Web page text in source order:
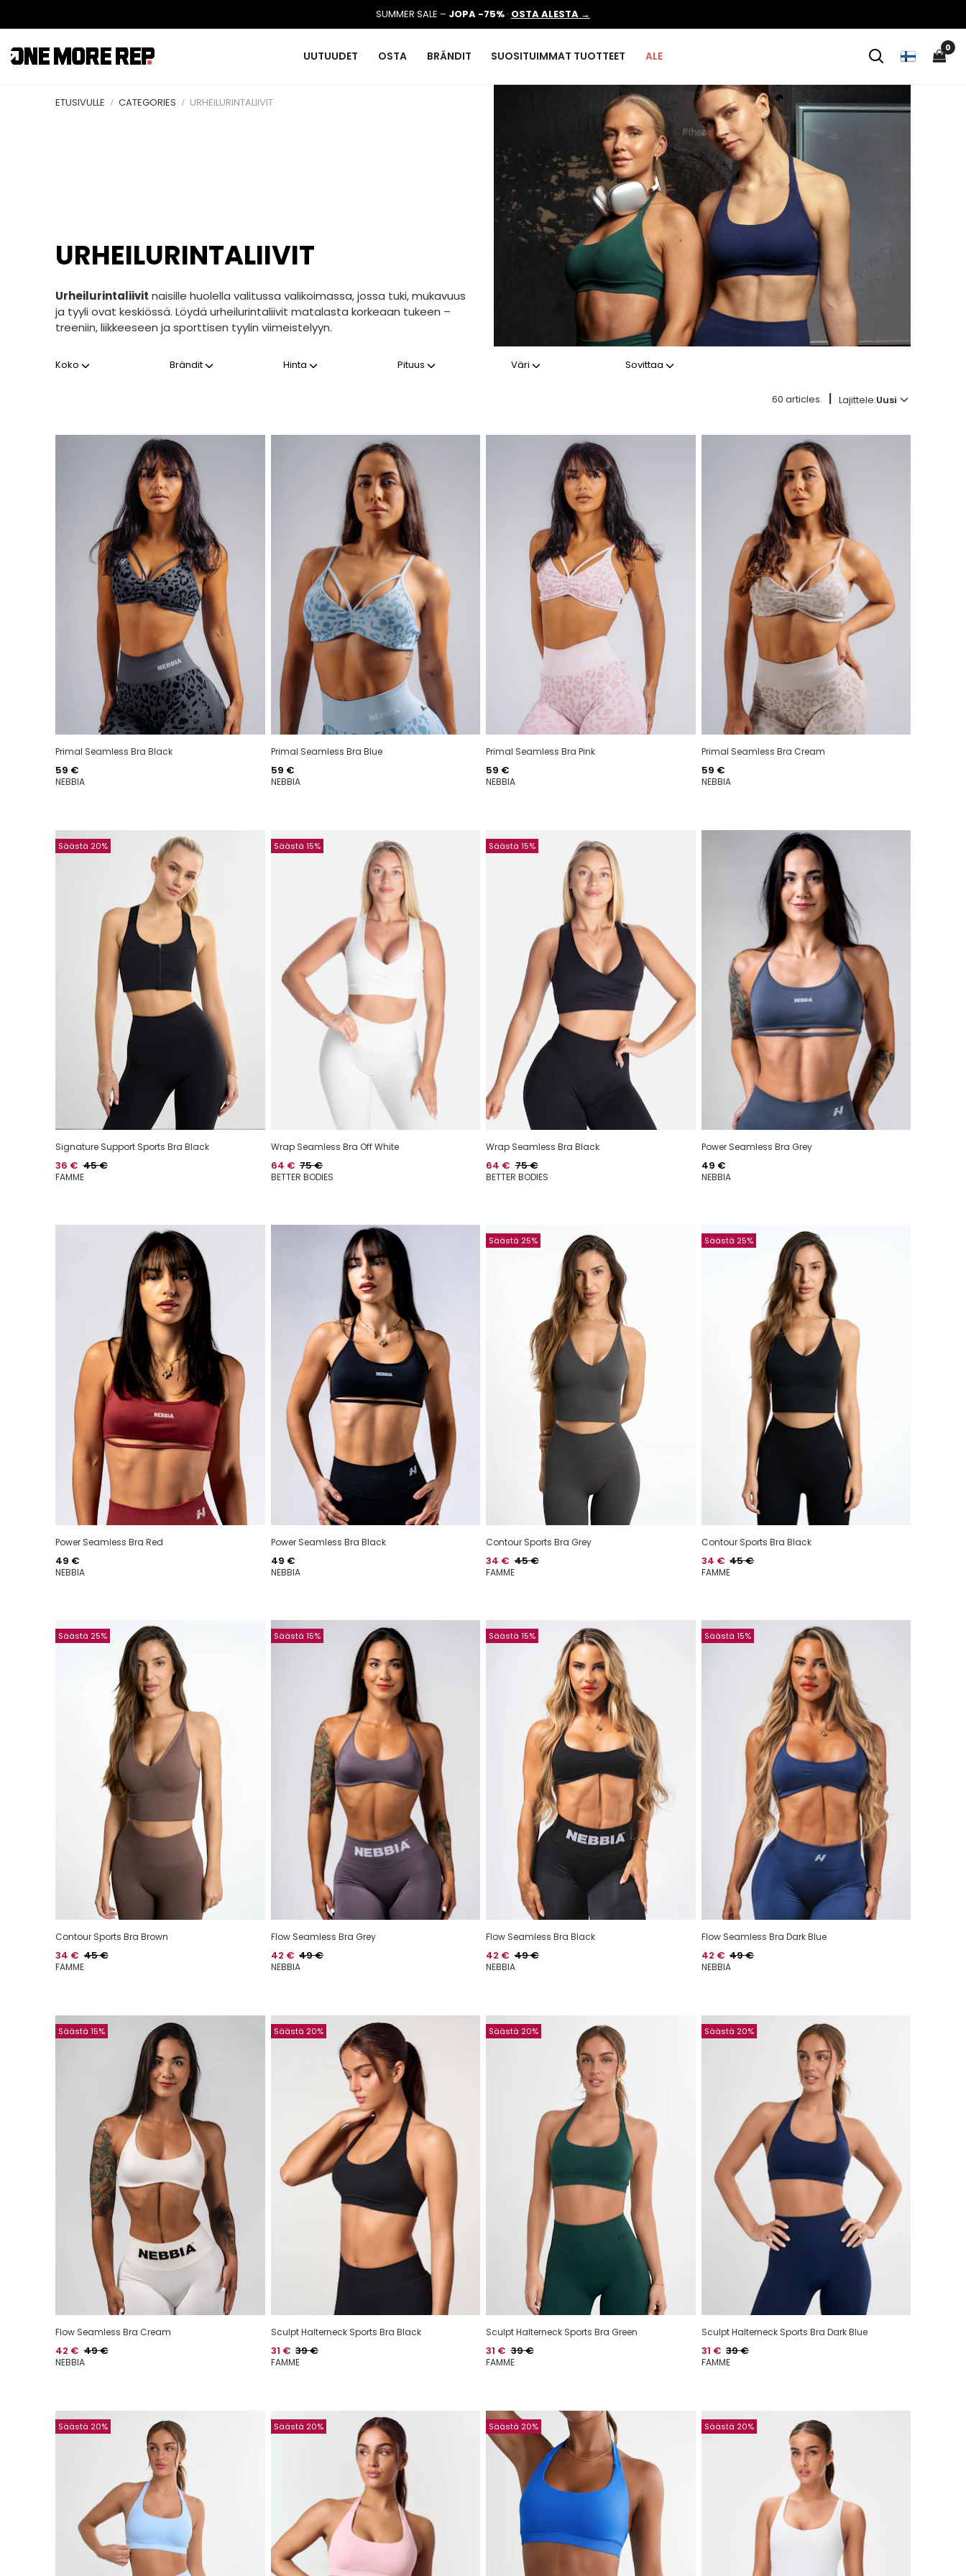
SUMMER SALE – JOPA -75% · OSTA ALESTA →
UUTUUDET OSTA BRÄNDIT SUOSITUIMMAT TUOTTEET ALE
0
ETUSIVULLE CATEGORIES URHEILURINTALIIVIT
URHEILURINTALIIVIT
Urheilurintaliivit naisille huolella valitussa valikoimassa, jossa tuki, mukavuus
ja tyyli ovat keskiössä. Löydä urheilurintaliivit matalasta korkeaan tukeen –
treeniin, liikkeeseen ja sporttisen tyylin viimeistelyyn.
Koko Brändit Hinta Pituus Väri Sovittaa
60 articles. Lajittele:Uusi
Primal Seamless Bra Black
Hinta
59 €
NEBBIA
Primal Seamless Bra Blue
Hinta
59 €
NEBBIA
Primal Seamless Bra Pink
Hinta
59 €
NEBBIA
Primal Seamless Bra Cream
Hinta
59 €
NEBBIA
Säästä 20%
Signature Support Sports Bra Black
Hinta
36 € Normaalihinta
45 €
FAMME
Säästä 15%
Wrap Seamless Bra Off White
Hinta
64 € Normaalihinta
75 €
BETTER BODIES
Säästä 15%
Wrap Seamless Bra Black
Hinta
64 € Normaalihinta
75 €
BETTER BODIES
Power Seamless Bra Grey
Hinta
49 €
NEBBIA
Power Seamless Bra Red
Hinta
49 €
NEBBIA
Power Seamless Bra Black
Hinta
49 €
NEBBIA
Säästä 25%
Contour Sports Bra Grey
Hinta
34 € Normaalihinta
45 €
FAMME
Säästä 25%
Contour Sports Bra Black
Hinta
34 € Normaalihinta
45 €
FAMME
Säästä 25%
Contour Sports Bra Brown
Hinta
34 € Normaalihinta
45 €
FAMME
Säästä 15%
Flow Seamless Bra Grey
Hinta
42 € Normaalihinta
49 €
NEBBIA
Säästä 15%
Flow Seamless Bra Black
Hinta
42 € Normaalihinta
49 €
NEBBIA
Säästä 15%
Flow Seamless Bra Dark Blue
Hinta
42 € Normaalihinta
49 €
NEBBIA
Säästä 15%
Flow Seamless Bra Cream
Hinta
42 € Normaalihinta
49 €
NEBBIA
Säästä 20%
Sculpt Halterneck Sports Bra Black
Hinta
31 € Normaalihinta
39 €
FAMME
Säästä 20%
Sculpt Halterneck Sports Bra Green
Hinta
31 € Normaalihinta
39 €
FAMME
Säästä 20%
Sculpt Halterneck Sports Bra Dark Blue
Hinta
31 € Normaalihinta
39 €
FAMME
Säästä 20% Säästä 20% Säästä 20% Säästä 20%